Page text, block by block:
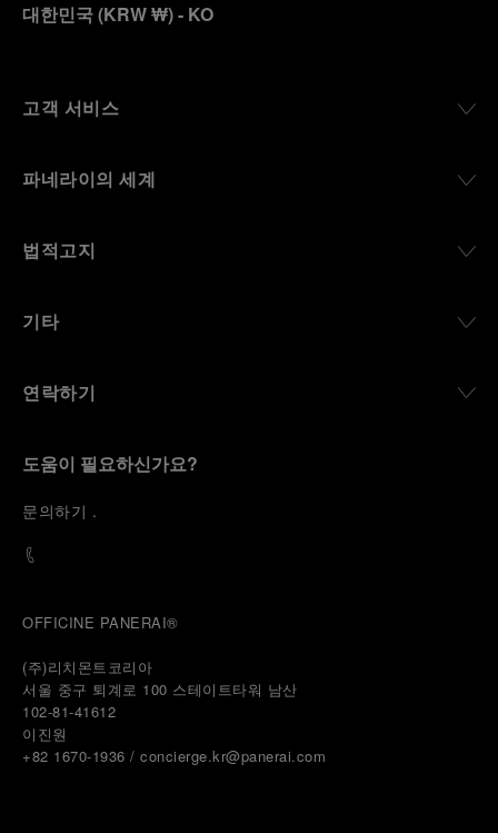
대한민국(KRW ₩)- KO
고객 서비스
파네라이의 세계
법적고지
기타
연락하기
도움이 필요하신가요?
문의하기 .
OFFICINE PANERAI®
(주)리치몬트코리아
서울 중구 퇴계로 100 스테이트타워 남산
102-81-41612
이진원
+82 1670-1936 / concierge.kr@panerai.com